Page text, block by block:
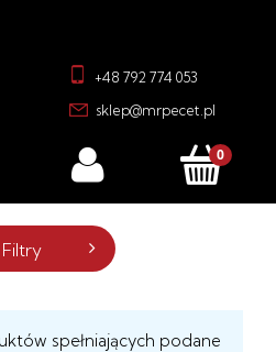
+48 792 774 053
sklep@mrpecet.pl
Filtry
spełniających podane